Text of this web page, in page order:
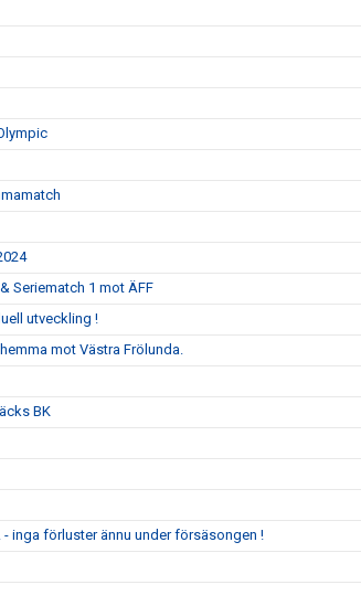
Seriematch 1 mot ÄFF
utveckling !
mot Västra Frölunda.
BK
- inga förluster ännu under försäsongen !